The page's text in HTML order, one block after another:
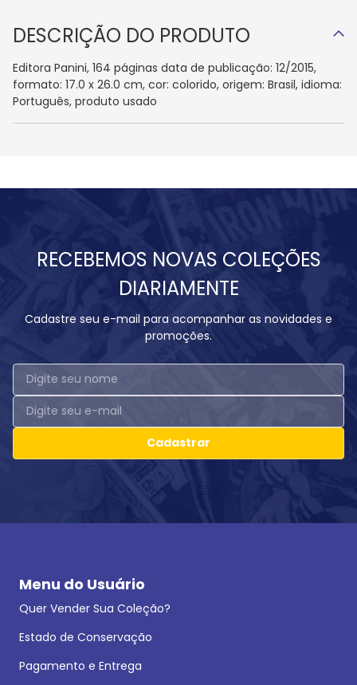
DESCRIÇÃO DO PRODUTO
Editora Panini, 164 páginas data de publicação: 12/2015,
formato: 17.0 x 26.0 cm, cor: colorido, origem: Brasil, idioma:
Português, produto usado
RECEBEMOS NOVAS COLEÇÕES
DIARIAMENTE
Cadastre seu e-mail para acompanhar as novidades e
promoções.
Cadastrar
Menu do Usuário
Quer Vender Sua Coleção?
Estado de Conservação
Pagamento e Entrega